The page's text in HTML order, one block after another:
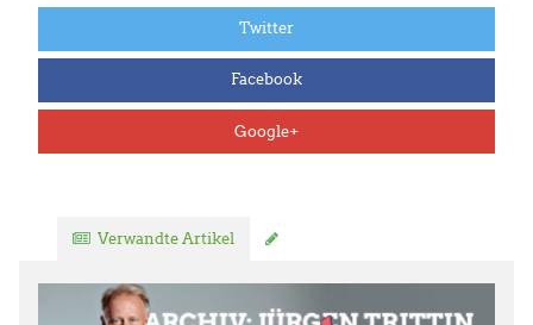
Twitter
Facebook
Google+
Verwandte Artikel